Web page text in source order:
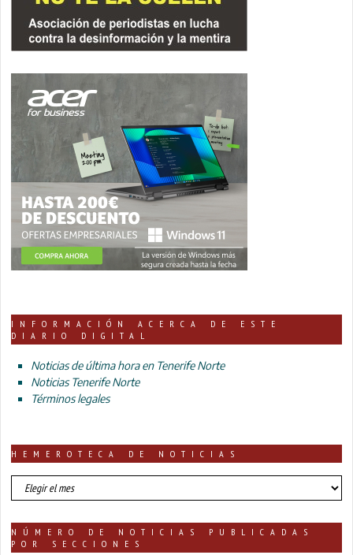
INFORMACIÓN ACERCA DE ESTE
DIARIO DIGITAL
Noticias de última hora en Tenerife Norte
Noticias Tenerife Norte
Términos legales
HEMEROTECA DE NOTICIAS
HEMEROTECA
DE
NÚMERO DE NOTICIAS PUBLICADAS
POR SECCIONES